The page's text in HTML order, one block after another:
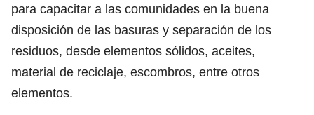
para capacitar a las comunidades en la buena
disposición de las basuras y separación de los
residuos, desde elementos sólidos, aceites,
material de reciclaje, escombros, entre otros
elementos.